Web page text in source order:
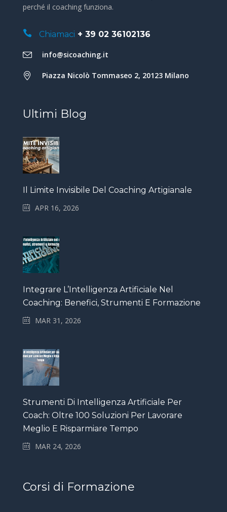
perché il coaching funziona.
Chiamaci + 39 02 36102136
info@sicoaching.it
Piazza Nicolò Tommaseo 2, 20123 Milano
Ultimi Blog
Il Limite Invisibile Del Coaching Artigianale
APR 16, 2026
Integrare L’Intelligenza Artificiale Nel
Coaching: Benefici, Strumenti E Formazione
MAR 31, 2026
Strumenti Di Intelligenza Artificiale Per
Coach: Oltre 100 Soluzioni Per Lavorare
Meglio E Risparmiare Tempo
MAR 24, 2026
Corsi di Formazione